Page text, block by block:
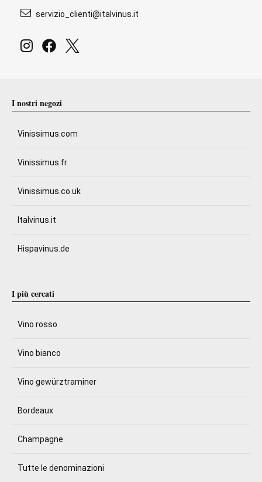
servizio_clienti@italvinus.it
I nostri negozi
Vinissimus.com
Vinissimus.fr
Vinissimus.co.uk
Italvinus.it
Hispavinus.de
I più cercati
Vino rosso
Vino bianco
Vino gewürztraminer
Bordeaux
Champagne
Tutte le denominazioni